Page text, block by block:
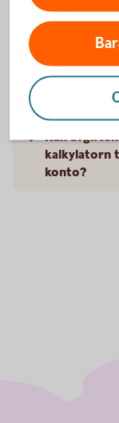
Kan jag
gjorts
Ingår alla
transaktion?
Kan
kalkylatorn
konto?